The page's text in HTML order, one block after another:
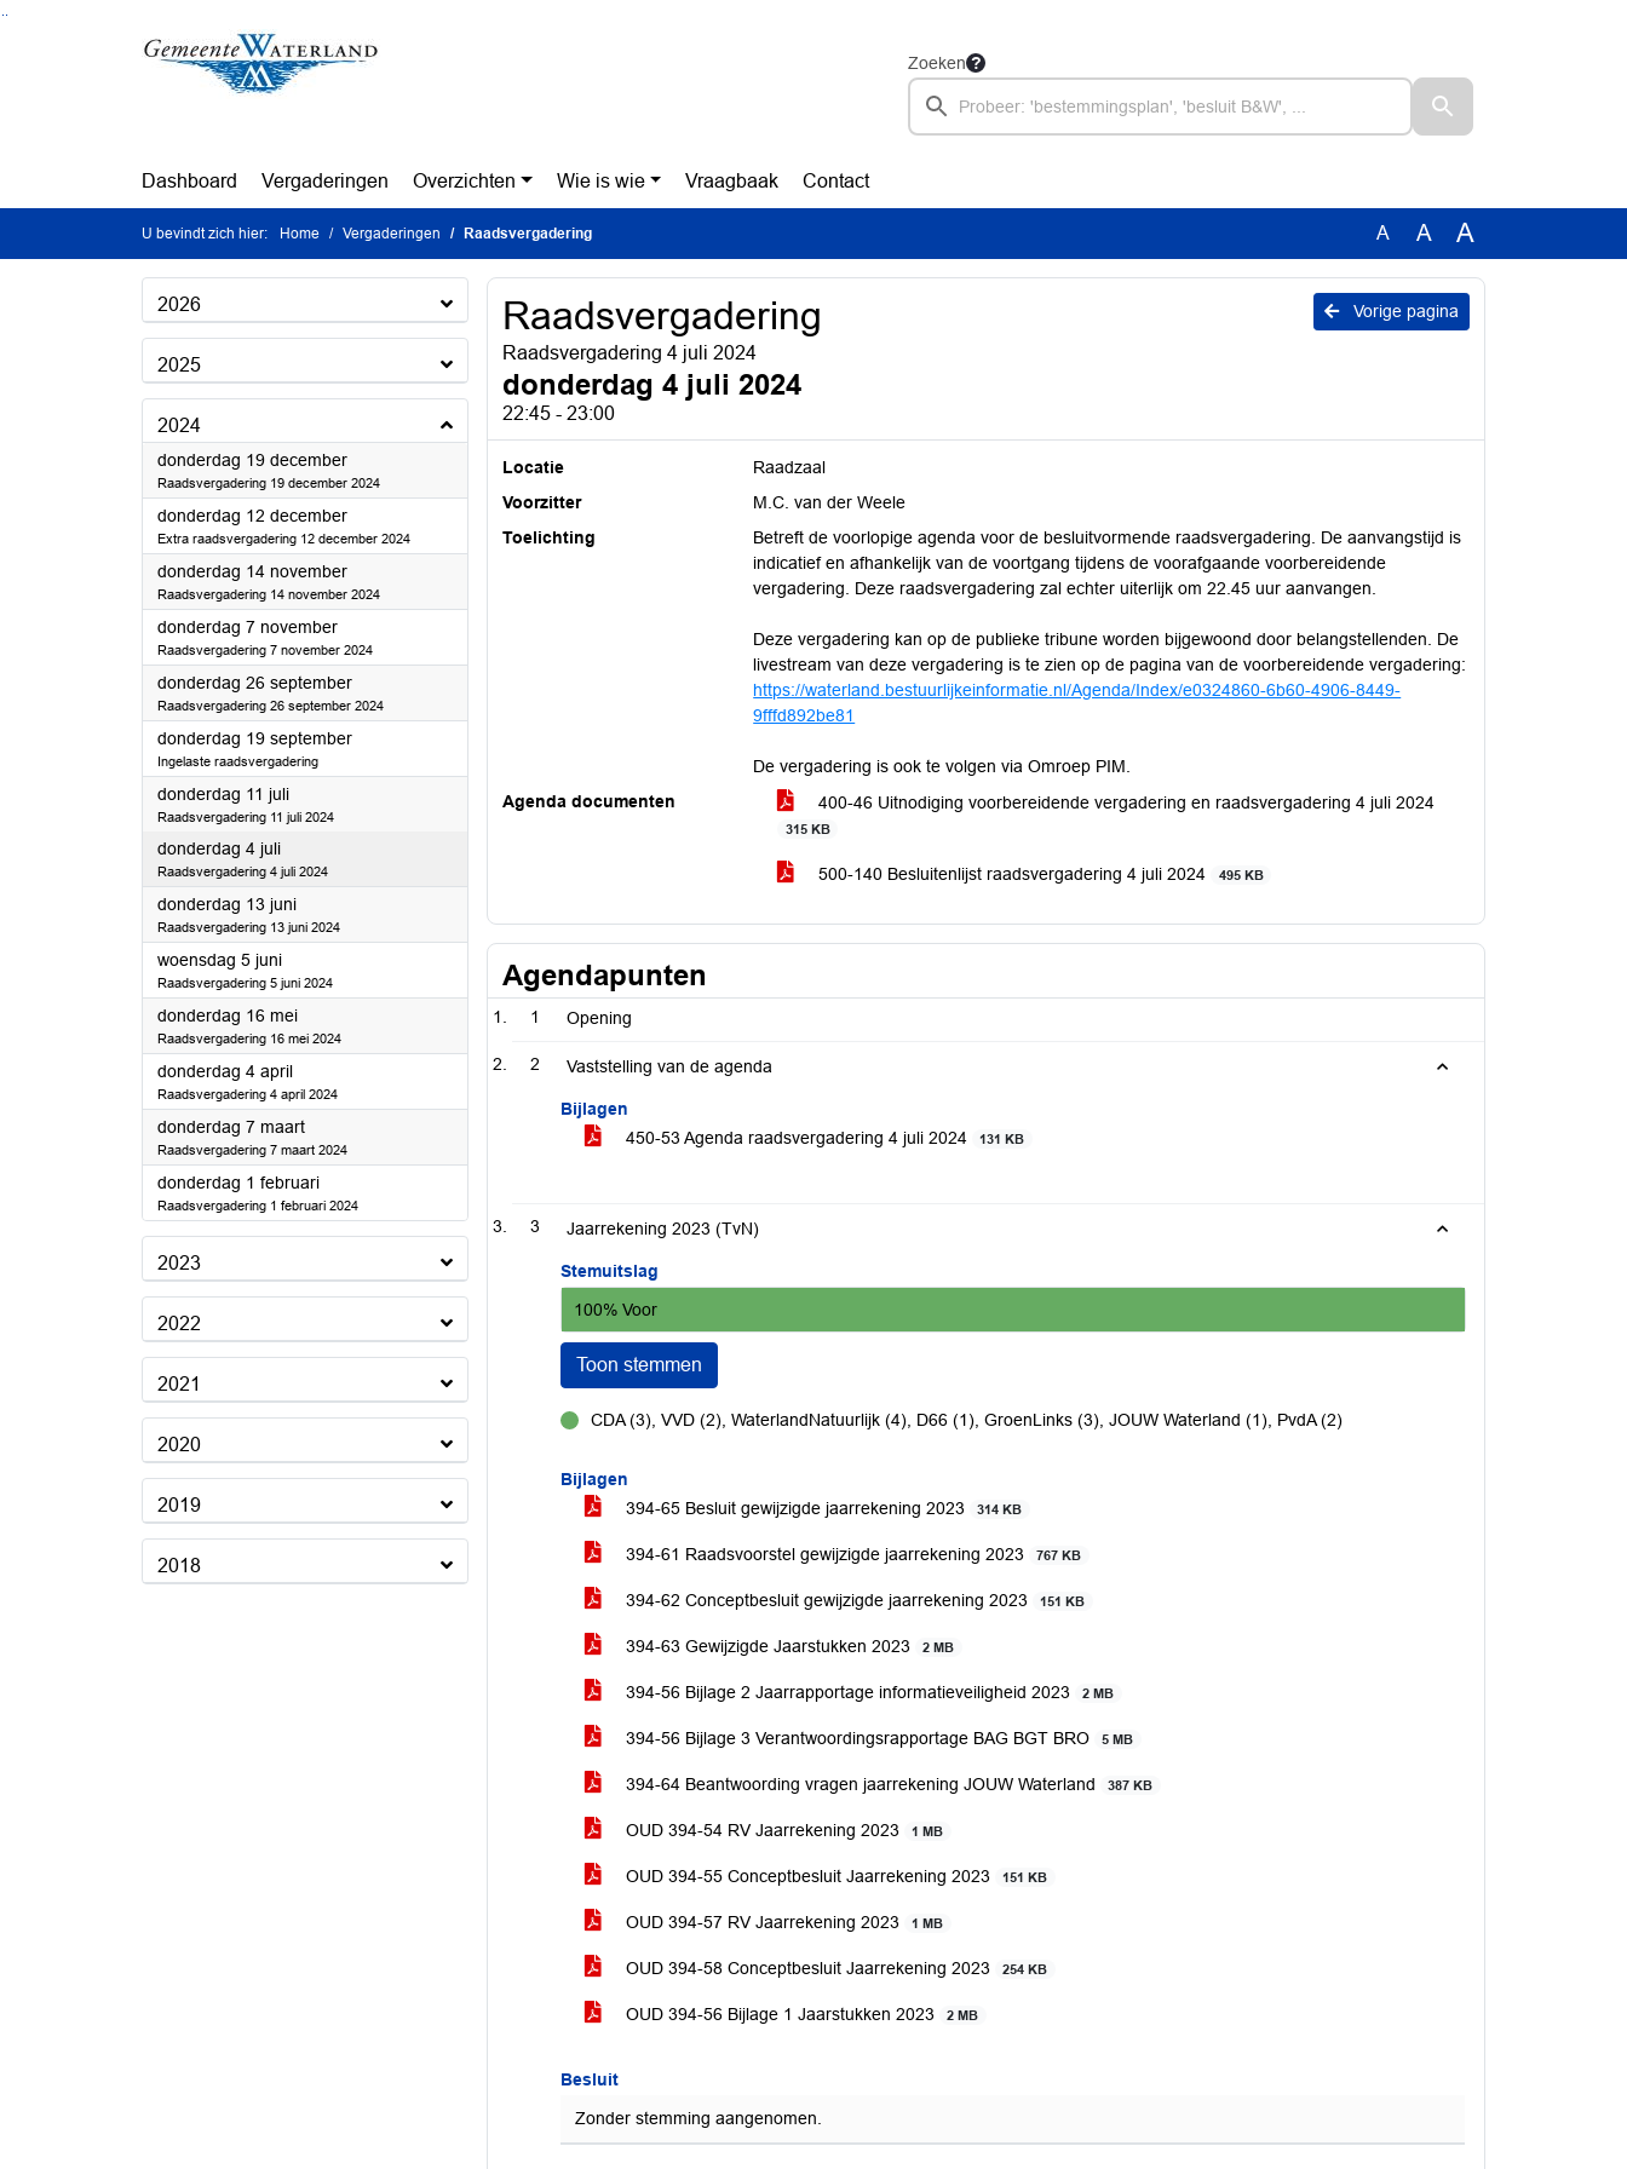
Ga naar de inhoud van deze pagina
Zoeken
Dashboard Vergaderingen Overzichten Wie is wie Vraagbaak Contact
U bevindt zich hier: Home Vergaderingen Raadsvergadering A A A
2026
2025
2024
donderdag 19 december2024
Raadsvergadering 19 december 2024
donderdag 12 december2024
Extra raadsvergadering 12 december 2024
donderdag 14 november2024
Raadsvergadering 14 november 2024
donderdag 7 november2024
Raadsvergadering 7 november 2024
donderdag 26 september2024
Raadsvergadering 26 september 2024
donderdag 19 september2024
Ingelaste raadsvergadering
donderdag 11 juli2024
Raadsvergadering 11 juli 2024
donderdag 4 juli2024
Raadsvergadering 4 juli 2024
donderdag 13 juni2024
Raadsvergadering 13 juni 2024
woensdag 5 juni2024
Raadsvergadering 5 juni 2024
donderdag 16 mei2024
Raadsvergadering 16 mei 2024
donderdag 4 april2024
Raadsvergadering 4 april 2024
donderdag 7 maart2024
Raadsvergadering 7 maart 2024
donderdag 1 februari2024
Raadsvergadering 1 februari 2024
2023
2022
2021
2020
2019
2018
Vorige pagina
Raadsvergadering
Raadsvergadering 4 juli 2024
donderdag 4 juli 2024
22:45 - 23:00
Locatie
Raadzaal
Voorzitter
M.C. van der Weele
Toelichting
Betreft de voorlopige agenda voor de besluitvormende raadsvergadering. De aanvangstijd is
indicatief en afhankelijk van de voortgang tijdens de voorafgaande voorbereidende
vergadering. Deze raadsvergadering zal echter uiterlijk om 22.45 uur aanvangen.
Deze vergadering kan op de publieke tribune worden bijgewoond door belangstellenden. De
livestream van deze vergadering is te zien op de pagina van de voorbereidende vergadering:
https://waterland.bestuurlijkeinformatie.nl/Agenda/Index/e0324860-6b60-4906-8449-
9fffd892be81
De vergadering is ook te volgen via Omroep PIM.
Agenda documenten
400-46 Uitnodiging voorbereidende vergadering en raadsvergadering 4 juli 2024
315 KB
500-140 Besluitenlijst raadsvergadering 4 juli 2024 495 KB
Agendapunten
1 Opening
2 Vaststelling van de agenda
Bijlagen
450-53 Agenda raadsvergadering 4 juli 2024
131 KB
3 Jaarrekening 2023 (TvN)
Stemuitslag
100% Voor
Toon stemmen
CDA (3), VVD (2), WaterlandNatuurlijk (4), D66 (1), GroenLinks (3), JOUW Waterland (1), PvdA (2)
Bijlagen
394-65 Besluit gewijzigde jaarrekening 2023
314 KB
394-61 Raadsvoorstel gewijzigde jaarrekening 2023 767 KB
394-62 Conceptbesluit gewijzigde jaarrekening 2023 151 KB
394-63 Gewijzigde Jaarstukken 2023 2 MB
394-56 Bijlage 2 Jaarrapportage informatieveiligheid 2023 2 MB
394-56 Bijlage 3 Verantwoordingsrapportage BAG BGT BRO 5 MB
394-64 Beantwoording vragen jaarrekening JOUW Waterland 387 KB
OUD 394-54 RV Jaarrekening 2023 1 MB
OUD 394-55 Conceptbesluit Jaarrekening 2023 151 KB
OUD 394-57 RV Jaarrekening 2023 1 MB
OUD 394-58 Conceptbesluit Jaarrekening 2023 254 KB
OUD 394-56 Bijlage 1 Jaarstukken 2023 2 MB
Besluit
Zonder stemming aangenomen.